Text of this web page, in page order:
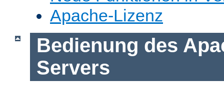
Apache-Lizenz
Bedienung des
Servers